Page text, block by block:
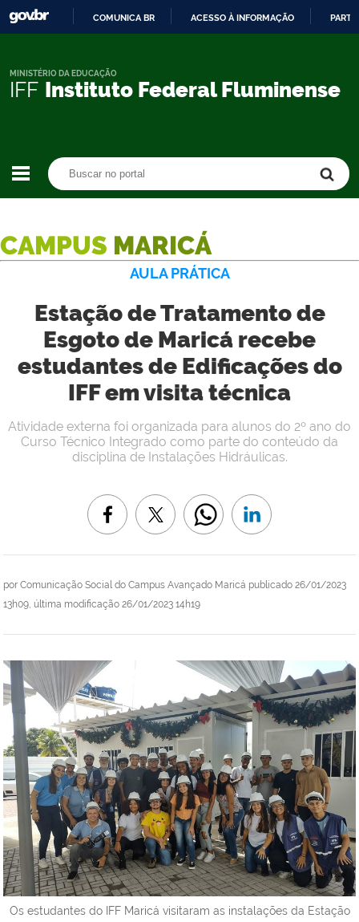
CONTEÚDO
COMUNICA BR ACESSO À INFORMAÇÃO
IFF Instituto Federal Fluminense
MINISTÉRIO DA EDUCAÇÃO
CAMPUS MARICÁ
AULA PRÁTICA
Estação de Tratamento de
Esgoto de Maricá recebe
estudantes de Edificações do
IFF em visita técnica
por Comunicação Social do Campus Avançado Maricá publicado 26/01/2023
13h09, última modificação 26/01/2023 14h19
Atividade externa foi organizada para alunos do 2º ano do
Curso Técnico Integrado como parte do conteúdo da
disciplina de Instalações Hidráulicas.
Os estudantes do IFF Maricá visitaram as instalações da Estação